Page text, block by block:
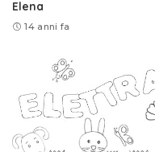
Elena
14 anni fa